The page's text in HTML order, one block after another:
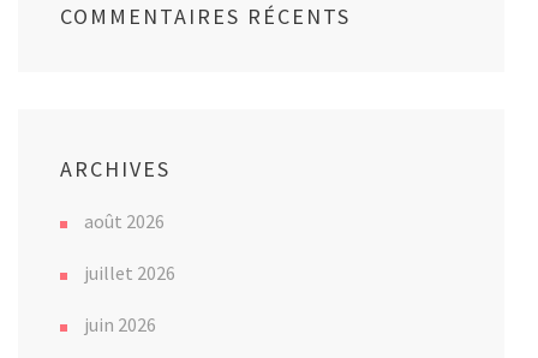
COMMENTAIRES RÉCENTS
ARCHIVES
août 2026
juillet 2026
juin 2026